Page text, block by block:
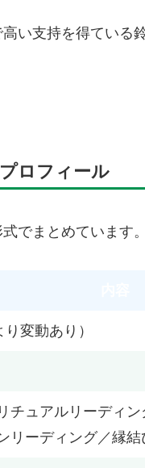
い支持を得ている
ロフィール
でまとめています。
変動あり）
チュアルリーディ
リーディング／縁結